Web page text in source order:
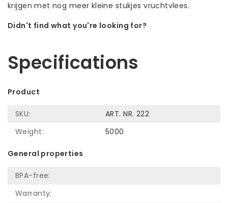
krijgen met nog meer kleine stukjes vruchtvlees.
Didn't find what you're looking for?
Specifications
Product
SKU:
ART. NR. 222
Weight:
5000
General properties
BPA-free:
Warranty: